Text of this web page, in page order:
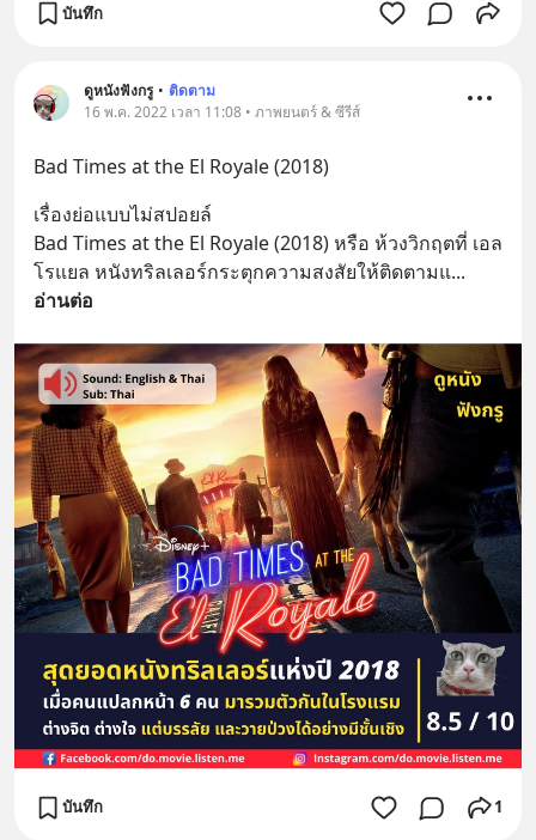
บันทึก
ดูหนังฟังกรู • ติดตาม
16 พ.ค. 2022 เวลา 11:08 • ภาพยนตร์ & ซีรีส์
Bad Times at the El Royale (2018)
เรื่องย่อแบบไม่สปอยล์
Bad Times at the El Royale (2018) หรือ ห้วงวิกฤตที่ เอล
โรแยล หนังทริลเลอร์กระตุกความสงสัยให้ติดตามแ
อ่านต่อ
บันทึก 1